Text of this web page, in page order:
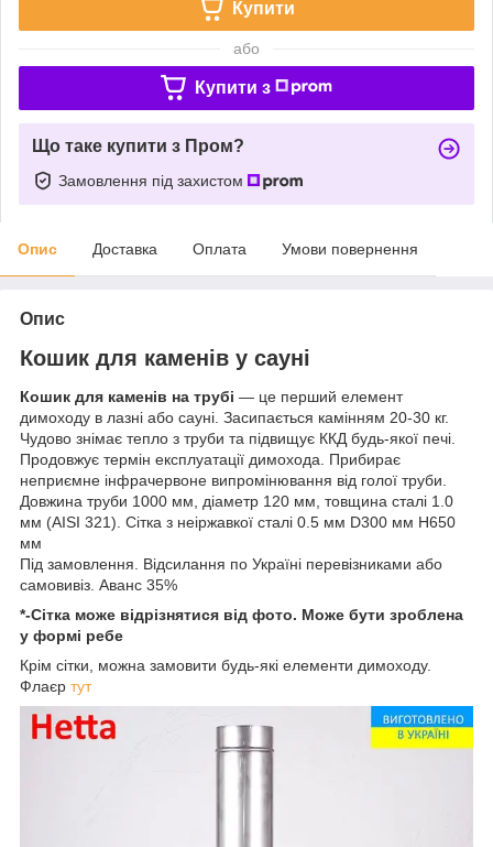
Купити
або
Купити з
Що таке купити з Пром?
Замовлення під захистом
Опис Доставка Оплата Умови повернення
Опис
Кошик для каменів у сауні
Кошик для каменів на трубі — це перший елемент
димоходу в лазні або сауні. Засипається камінням 20-30 кг.
Чудово знімає тепло з труби та підвищує ККД будь-якої печі.
Продовжує термін експлуатації димохода. Прибирає
неприємне інфрачервоне випромінювання від голої труби.
Довжина труби 1000 мм, діаметр 120 мм, товщина сталі 1.0
мм (AISI 321). Сітка з неіржавкої сталі 0.5 мм D300 мм Н650
мм
Під замовлення. Відсилання по Україні перевізниками або
самовивіз. Аванс 35%
*-Сітка може відрізнятися від фото. Може бути зроблена
у формі ребе
Крім сітки, можна замовити будь-які елементи димоходу.
Флаєр тут